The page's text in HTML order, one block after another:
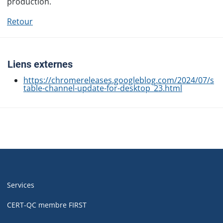
Retour
Liens externes
https://chromereleases.googleblog.com/2024/07/s
table-channel-update-for-desktop_23.html
de
pied
de
Services
CERT-QC membre FIRST